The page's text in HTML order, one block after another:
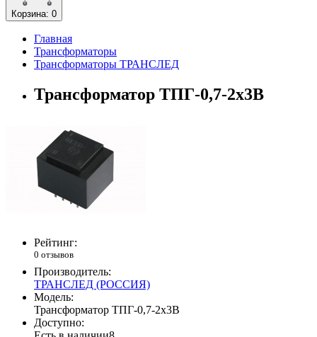
Корзина: 0
Главная
Трансформаторы
Трансформаторы ТРАНСЛЕД
Трансформатор ТПГ-0,7-2х3В
Рейтинг:
0 отзывов
Производитель:
ТРАНСЛЕД (РОССИЯ)
Модель:
Трансформатор ТПГ-0,7-2х3В
Доступно: